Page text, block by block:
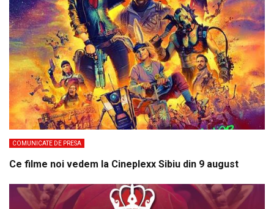
COMUNICATE DE PRESA
Ce filme noi vedem la Cineplexx Sibiu din 9 august